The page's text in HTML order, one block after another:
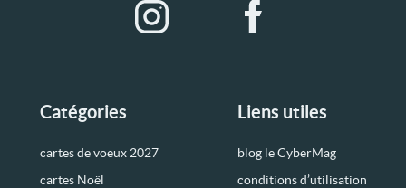
Catégories
cartes de voeux 2027
cartes Noël
Liens utiles
blog le CyberMag
conditions d’utilisation